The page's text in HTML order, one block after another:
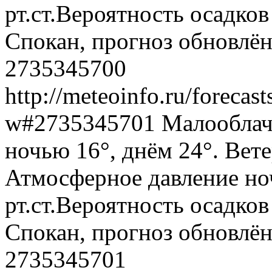
рт.ст.Вероятность
Спокан, прогноз
2735345700
http://meteoinfo.ru/
w#2735345701
ночью 16°, днём 24°.
Атмосферное давление
рт.ст.Вероятность
Спокан, прогноз
2735345701